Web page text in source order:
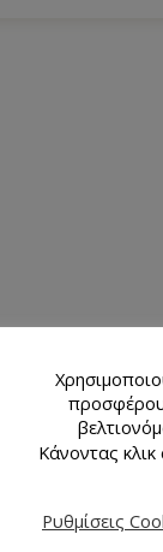
Κάνοντας
Ρυθμίσεις